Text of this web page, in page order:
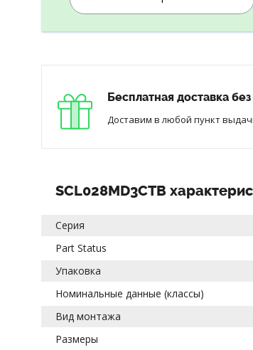
Бесплатная доставка
Доставим в любой пункт
SCL028MD3CTB
Серия
Part Status
Упаковка
Номинальные данные (классы)
Вид монтажа
Размеры